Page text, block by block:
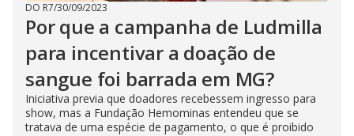
DO R7/30/09/2023
Por que a campanha de Ludmilla
para incentivar a doação de
sangue foi barrada em MG?
Iniciativa previa que doadores recebessem ingresso para
show, mas a Fundação Hemominas entendeu que se
tratava de uma espécie de pagamento, o que é proibido